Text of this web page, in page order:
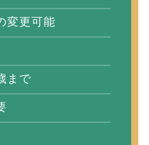
変更可能
まで